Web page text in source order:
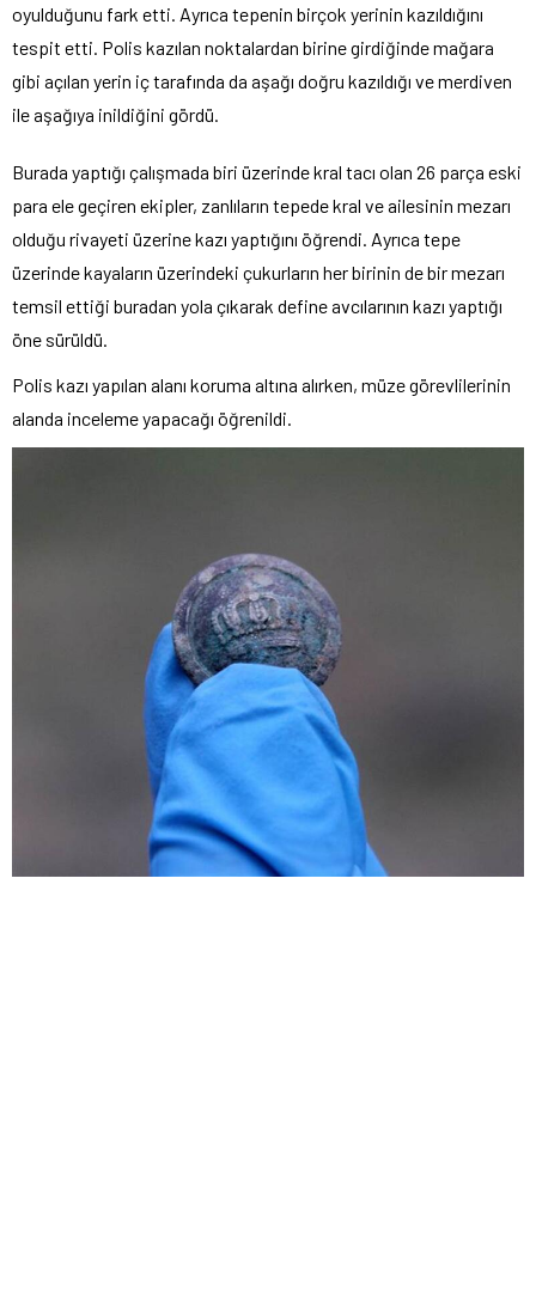
oyulduğunu fark etti. Ayrıca tepenin birçok yerinin kazıldığını
tespit etti. Polis kazılan noktalardan birine girdiğinde mağara
gibi açılan yerin iç tarafında da aşağı doğru kazıldığı ve merdiven
ile aşağıya inildiğini gördü.
Burada yaptığı çalışmada biri üzerinde kral tacı olan 26 parça eski
para ele geçiren ekipler, zanlıların tepede kral ve ailesinin mezarı
olduğu rivayeti üzerine kazı yaptığını öğrendi. Ayrıca tepe
üzerinde kayaların üzerindeki çukurların her birinin de bir mezarı
temsil ettiği buradan yola çıkarak define avcılarının kazı yaptığı
öne sürüldü.
Polis kazı yapılan alanı koruma altına alırken, müze görevlilerinin
alanda inceleme yapacağı öğrenildi.